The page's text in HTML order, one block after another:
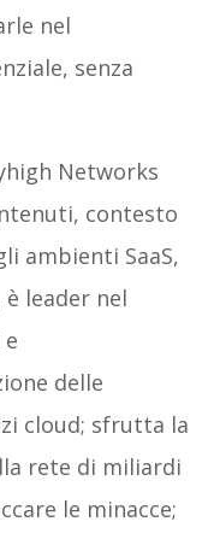
nel
senza
Networks
contesto
ambienti SaaS,
è leader nel
delle
cloud; sfrutta la
rete di miliardi
le minacce;